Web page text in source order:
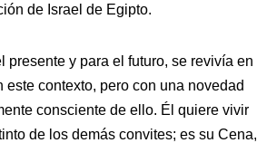
de Israel de Egipto.
y para el futuro, se revivía en
contexto, pero con una novedad
consciente de ello. Él quiere vivir
de los demás convites; es su Cena,